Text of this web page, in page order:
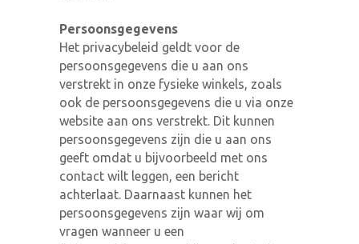
Persoonsgegevens
Het privacybeleid geldt voor de
persoonsgegevens die u aan ons
verstrekt in onze fysieke winkels, zoals
ook de persoonsgegevens die u via onze
website aan ons verstrekt. Dit kunnen
persoonsgegevens zijn die u aan ons
geeft omdat u bijvoorbeeld met ons
contact wilt leggen, een bericht
achterlaat. Daarnaast kunnen het
persoonsgegevens zijn waar wij om
vragen wanneer u een